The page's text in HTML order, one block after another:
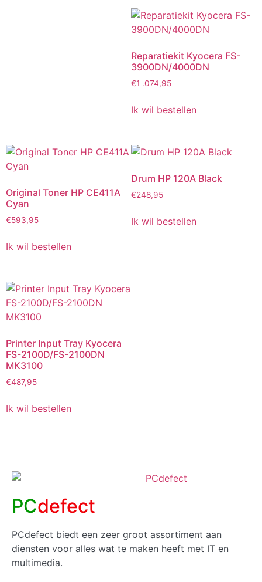
Reparatiekit Kyocera FS-
3900DN/4000DN
€1 .074,95
Ik wil bestellen
Original Toner HP CE411A
Cyan
€593,95
Ik wil bestellen
Drum HP 120A Black
€248,95
Ik wil bestellen
Printer Input Tray Kyocera
FS-2100D/FS-2100DN
MK3100
€487,95
Ik wil bestellen
PCdefect
PCdefect biedt een zeer groot assortiment aan
diensten voor alles wat te maken heeft met IT en
multimedia.